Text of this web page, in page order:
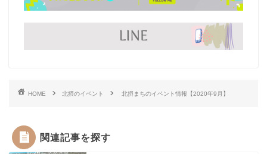
HOME 北摂のイベント 北摂まちのイベント情報【2020年9月】
関連記事を探す